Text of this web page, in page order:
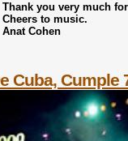
Thank you very much
Cheers to music.
Anat Cohen
Cuba, Cumple